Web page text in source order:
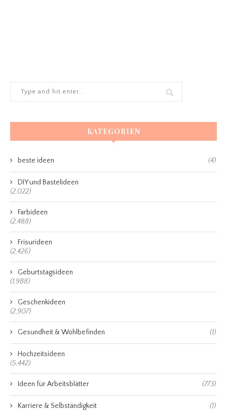
KATEGORIEN
beste ideen (4)
DIY und Bastelideen
(2,022)
Farbideen
(2,488)
Frisurideen
(2,426)
Geburtstagsideen
(1,988)
Geschenkideen
(2,907)
Gesundheit & Wohlbefinden (1)
Hochzeitsideen
(5,442)
Ideen für Arbeitsblätter (773)
Karriere & Selbständigkeit (1)